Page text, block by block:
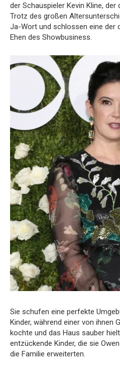
der Schauspieler Kevin Kline,
Trotz des großen
Ja-Wort und schlossen eine der
Ehen des Showbusiness.
Sie schufen eine perfekte
Kinder, während einer von ihnen
kochte und das Haus sauber
entzückende Kinder, die sie
die Familie erweiterten.